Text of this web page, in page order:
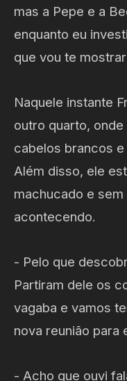
mas a Pepe e a
enquanto eu
que vou te
Naquele instante
outro quarto,
cabelos brancos
Além disso, ele
machucado e
acontecendo.
- Pelo que
Partiram dele os
vagaba e vamos
nova reunião para
- Acho que ouvi